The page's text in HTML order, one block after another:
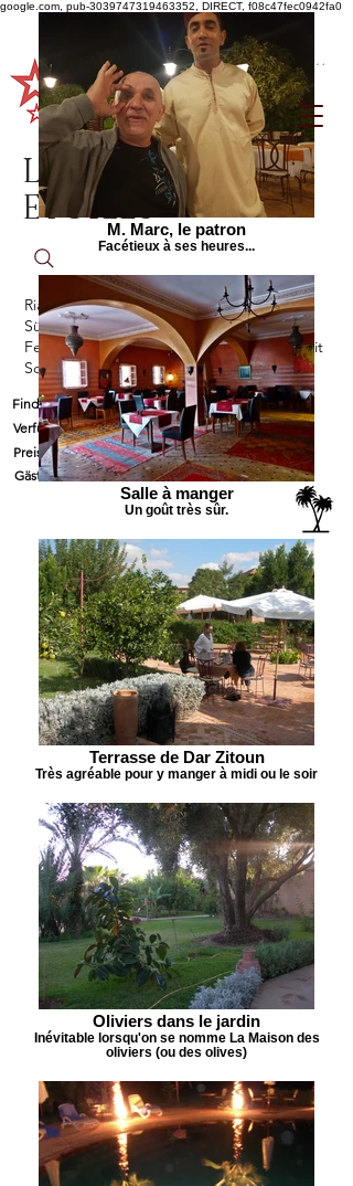
google.com, pub-3039747319463352, DIRECT, f08c47fec0942fa0
Le Jardin aux
Etoiles
Riad zwischen Agadir und Taroudant, im
Süden Marokkos
Ferienvermietung mit einem Bewohner mit
Schweizer Staatsangehörigkeit
Finde uns
Verfügbarkeit und Kontakt
Preise
Gästebuch
M. Marc, le patron
Facétieux à ses heures...
Salle à manger
Un goût très sûr.
Terrasse de Dar Zitoun
Très agréable pour y manger à midi ou le soir
Oliviers dans le jardin
Inévitable lorsqu'on se nomme La Maison des
oliviers (ou des olives)